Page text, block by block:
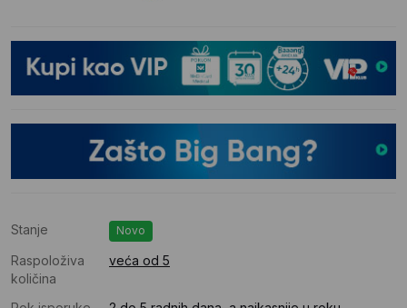
Stanje Novo
Raspoloživa
količina
veća od 5